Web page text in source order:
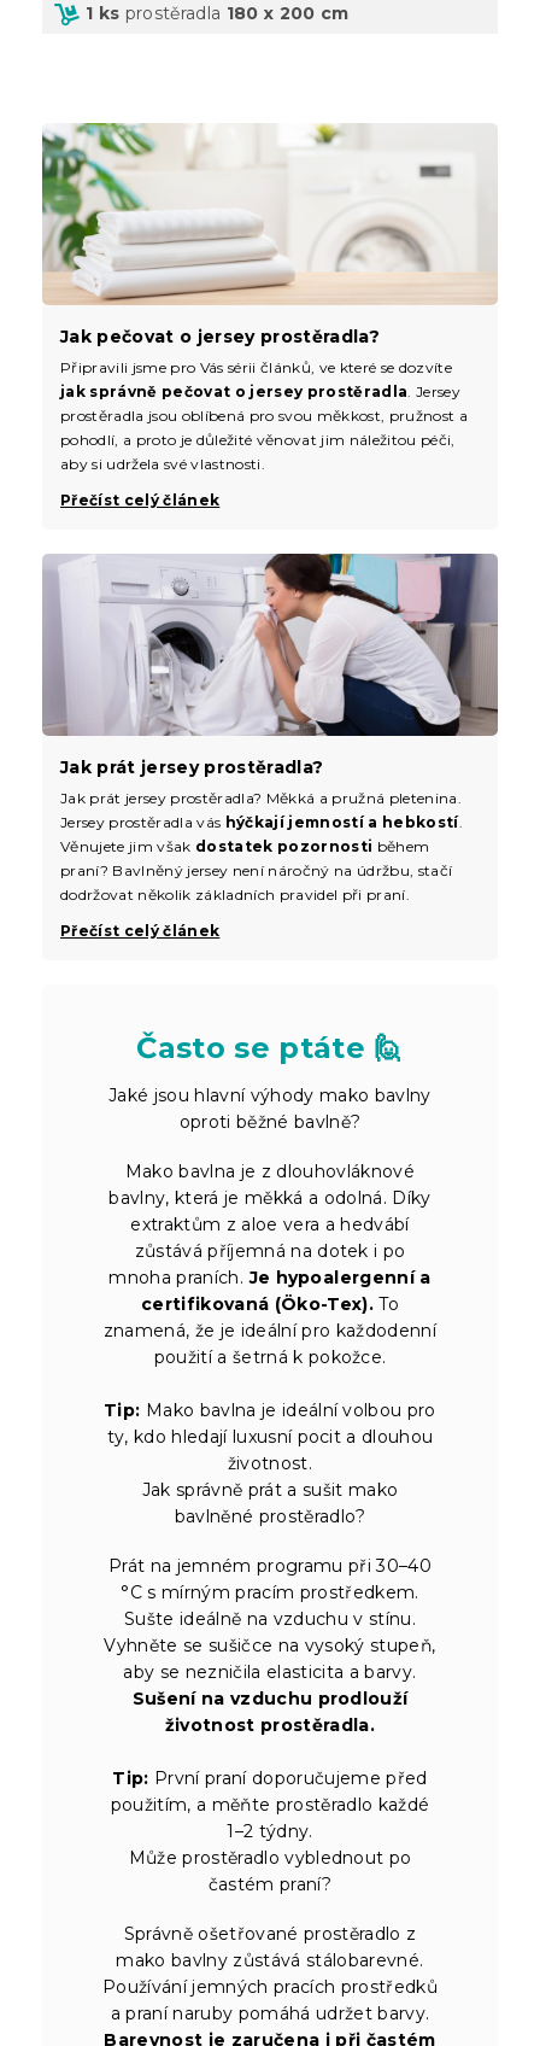
1 ks prostěradla 180 x 200 cm
Jak prát jersey prostěradla?
Jak prát jersey prostěradla? Měkká a pružná pletenina.
Jersey prostěradla vás hýčkají jemností a hebkostí.
Věnujete jim však dostatek pozornosti během
praní? Bavlněný jersey není náročný na údržbu, stačí
dodržovat několik základních pravidel při praní.
Přečíst celý článek
Jak pečovat o jersey prostěradla?
Připravili jsme pro Vás sérii článků, ve které se dozvíte
jak správně pečovat o jersey prostěradla . Jersey
prostěradla jsou oblíbená pro svou měkkost, pružnost a
pohodlí, a proto je důležité věnovat jim náležitou péči,
aby si udržela své vlastnosti.
Přečíst celý článek
Často se ptáte 🙋
Jaké jsou hlavní výhody mako bavlny
oproti běžné bavlně?
Mako bavlna je z dlouhovláknové
bavlny, která je měkká a odolná. Díky
extraktům z aloe vera a hedvábí
zůstává příjemná na dotek i po
mnoha praních.Je hypoalergenní a
certifikovaná (Öko-Tex). To
znamená, že je ideální pro každodenní
použití a šetrná k pokožce.
Tip: Mako bavlna je ideální volbou pro
ty, kdo hledají luxusní pocit a dlouhou
životnost.
Jak správně prát a sušit mako
bavlněné prostěradlo?
Prát na jemném programu při 30–40
°C s mírným pracím prostředkem.
Sušte ideálně na vzduchu v stínu.
Vyhněte se sušičce na vysoký stupeň,
aby se nezničila elasticita a barvy.
Sušení na vzduchu prodlouží
životnost prostěradla.
Tip: První praní doporučujeme před
použitím, a měňte prostěradlo každé
1–2 týdny.
Může prostěradlo vyblednout po
častém praní?
Správně ošetřované prostěradlo z
mako bavlny zůstává stálobarevné.
Používání jemných pracích prostředků
a praní naruby pomáhá udržet barvy.
Barevnost je zaručena i při častém